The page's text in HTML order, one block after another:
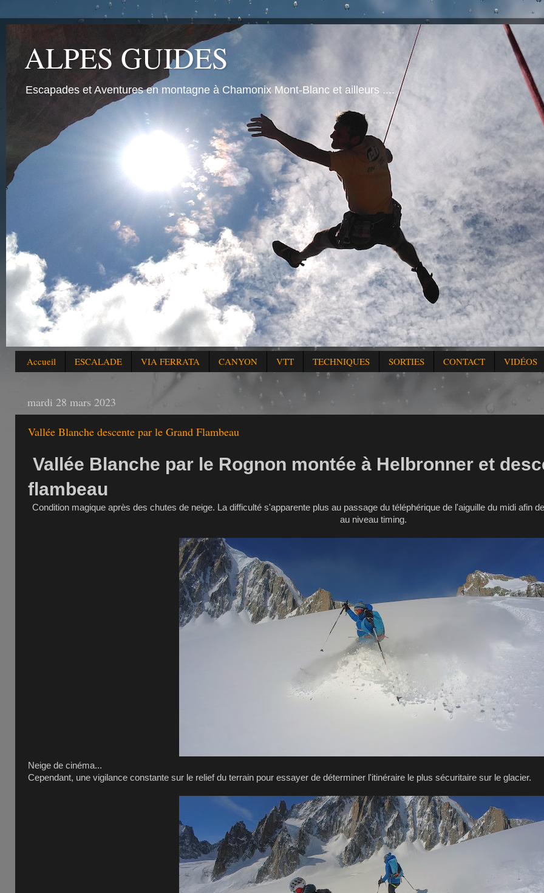
ALPES GUIDES
Escapades et Aventures en montagne à Chamonix Mont-Blanc et ailleurs ....
Accueil ESCALADE VIA FERRATA CANYON VTT TECHNIQUES SORTIES CONTACT VIDÉOS
mardi 28 mars 2023
Vallée Blanche descente par le Grand Flambeau
Vallée Blanche par le Rognon montée à Helbronner et
flambeau
Condition magique après des chutes de neige. La difficulté s'apparente plus au passage du téléphérique de l'aiguille du midi afin
au niveau timing.
Neige de cinéma...
Cependant, une vigilance constante sur le relief du terrain pour essayer de déterminer l'itinéraire le plus sécuritaire sur le glacier.